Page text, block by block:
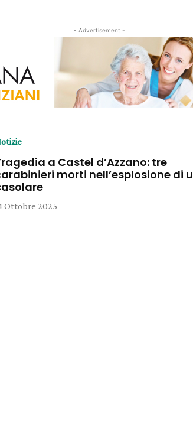
- Advertisement -
a Castel d’Azzano: tre
morti nell’esplosione di
Ottobre 2025